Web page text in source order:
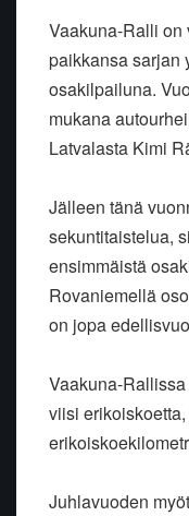
Vaakuna-Ralli
paikkansa sarjan
osakilpailuna.
mukana
Latvalasta Kimi
Jälleen tänä
sekuntitaistelua,
ensimmäistä
Rovaniemellä
on jopa
Vaakuna-
viisi
Juhlavuoden